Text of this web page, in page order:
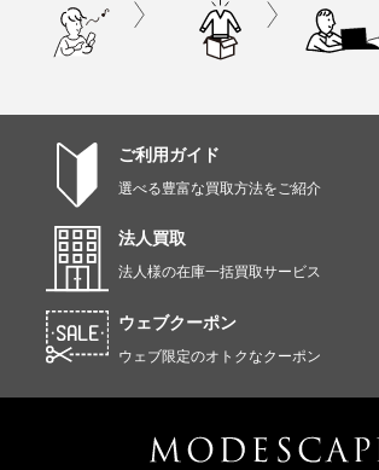
ご利用ガイド
選べる豊富な買取方法をご紹介
法人買取
法人様の在庫一括買取サービス
ウェブクーポン
ウェブ限定のオトクなクーポン